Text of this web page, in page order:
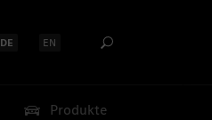
Sprache auswählen:
DE Sprache auswählen:
EN
Produkte